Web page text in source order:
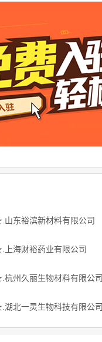
山东裕滨新材料有限公司
上海财裕药业有限公司
杭州久丽生物材料有限公司
湖北一灵生物科技有限公司